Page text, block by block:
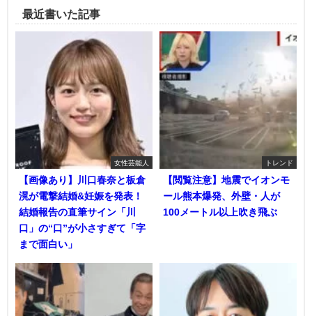
最近書いた記事
女性芸能人
【画像あり】川口春奈と板倉
滉が電撃結婚&妊娠を発表！
結婚報告の直筆サイン「川
口」の“口”が小さすぎて「字
まで面白い」
トレンド
【閲覧注意】地震でイオンモ
ール熊本爆発、外壁・人が
100メートル以上吹き飛ぶ